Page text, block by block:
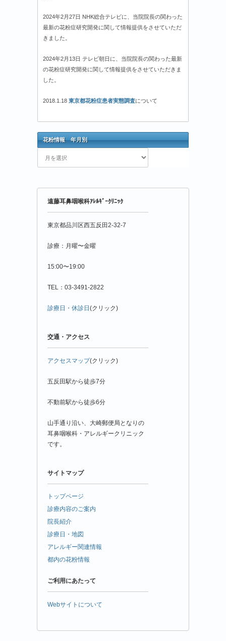
2024年2月27日 NHK総合テレビに、当院院長の関わった
最新の花粉症研究開発に関して情報提供をさせていただ
きました。
2024年2月13日 テレビ朝日に、当院院長の関わった最新
の花粉症研究開発に関して情報提供をさせていただきま
した。
2018.1.18 東京都花粉症患者実態調査について
花粉情報 年月別
花
粉
遠藤耳鼻咽喉科ｱﾚﾙｷﾞｰｸﾘﾆｯｸ
東京都品川区西五反田2-32-7
診療：月曜〜金曜
15:00〜19:00
TEL：03-3491-2822
診療日・休診日 (クリック)
交通・アクセス
アクセスマップ(クリック)
五反田駅から徒歩7分
不動前駅から徒歩6分
山手通り沿い、大崎郵便局となりの
耳鼻咽喉科・アレルギークリニック
です。
サイトマップ
トップページ
診療内容のご案内
院長紹介
診療日・地図
アレルギー関連情報
都内の花粉情報
ご利用にあたって
Webサイトについて